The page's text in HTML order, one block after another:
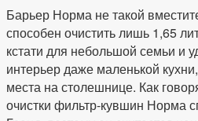
Барьер Норма не такой
способен очистить лишь 1,65
кстати для небольшой семьи и
интерьер даже маленькой
места на столешнице. Как
очистки фильтр-кувшин Норма